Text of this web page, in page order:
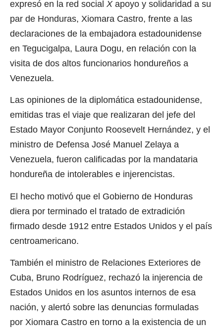
expresó en la red social X apoyo y solidaridad a su
par de Honduras, Xiomara Castro, frente a las
declaraciones de la embajadora estadounidense
en Tegucigalpa, Laura Dogu, en relación con la
visita de dos altos funcionarios hondureños a
Venezuela.
Las opiniones de la diplomática estadounidense,
emitidas tras el viaje que realizaran del jefe del
Estado Mayor Conjunto Roosevelt Hernández, y el
ministro de Defensa José Manuel Zelaya a
Venezuela, fueron calificadas por la mandataria
hondureña de intolerables e injerencistas.
El hecho motivó que el Gobierno de Honduras
diera por terminado el tratado de extradición
firmado desde 1912 entre Estados Unidos y el país
centroamericano.
También el ministro de Relaciones Exteriores de
Cuba, Bruno Rodríguez, rechazó la injerencia de
Estados Unidos en los asuntos internos de esa
nación, y alertó sobre las denuncias formuladas
por Xiomara Castro en torno a la existencia de un